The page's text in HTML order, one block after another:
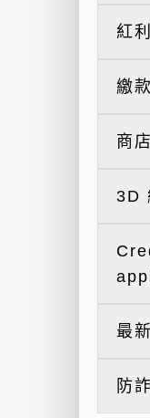
紅
繳
商
3D
最
防